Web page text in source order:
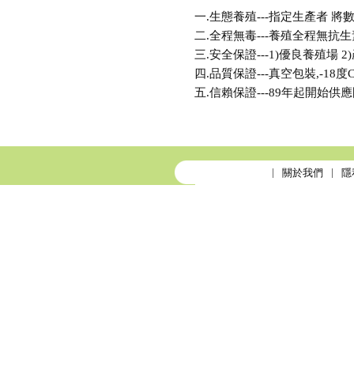
一.生態養殖---指定生產者 將
二.全程無毒---養殖全程無抗
三.安全保證---1)優良養殖場
四.品質保證---真空包裝,-18度
五.信賴保證---89年起開始供
關於我們